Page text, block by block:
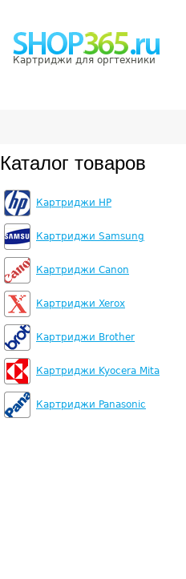
Картриджи для оргтехники
Каталог товаров
Картриджи HP
Картриджи Samsung
Картриджи Canon
Картриджи Xerox
Картриджи Brother
Картриджи Kyocera Mita
Картриджи Panasonic